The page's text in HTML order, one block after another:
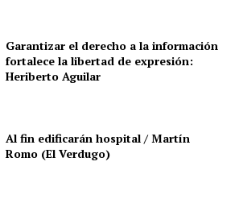
Garantizar el derecho a la información
fortalece la libertad de expresión:
Heriberto Aguilar
Al fin edificarán hospital / Martín
Romo (El Verdugo)